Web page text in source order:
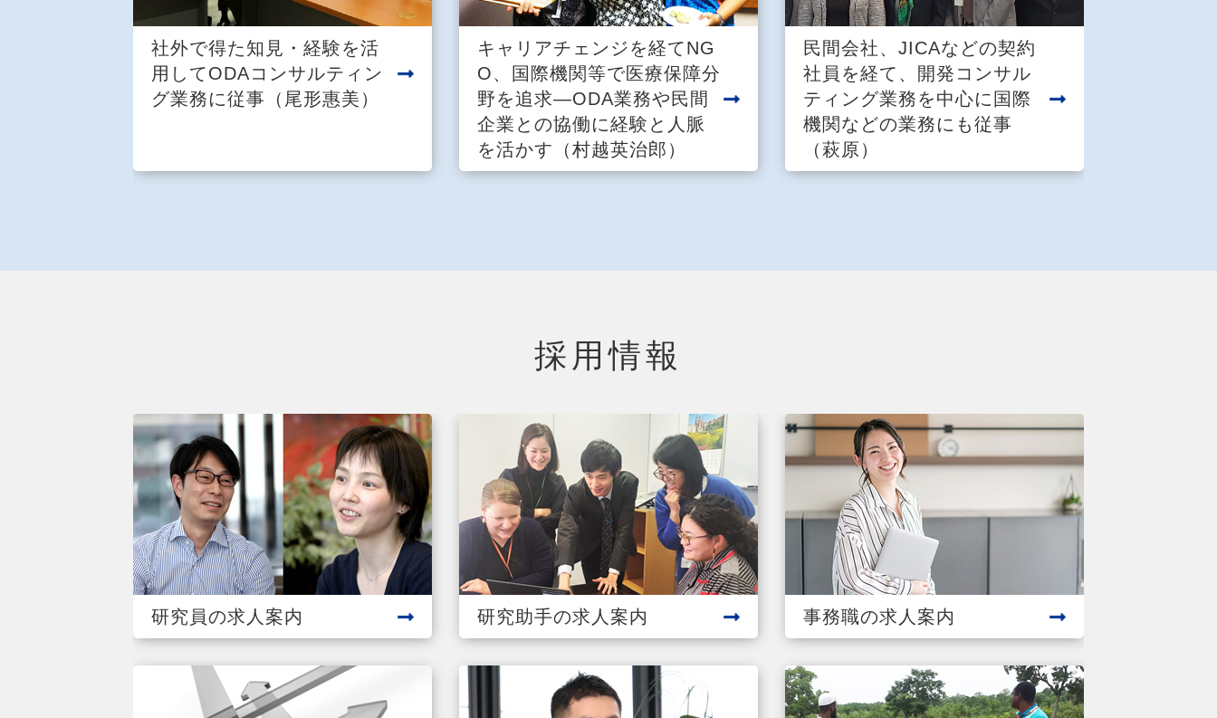
社外で得た知見・経験を活
用してODAコンサルティン
グ業務に従事（尾形惠美）
キャリアチェンジを経てNG
O、国際機関等で医療保障分
野を追求―ODA業務や民間
企業との協働に経験と人脈
を活かす（村越英治郎）
民間会社、JICAなどの契約
社員を経て、開発コンサル
ティング業務を中心に国際
機関などの業務にも従事
（萩原）
採用情報
研究員の求人案内 研究助手の求人案内 事務職の求人案内